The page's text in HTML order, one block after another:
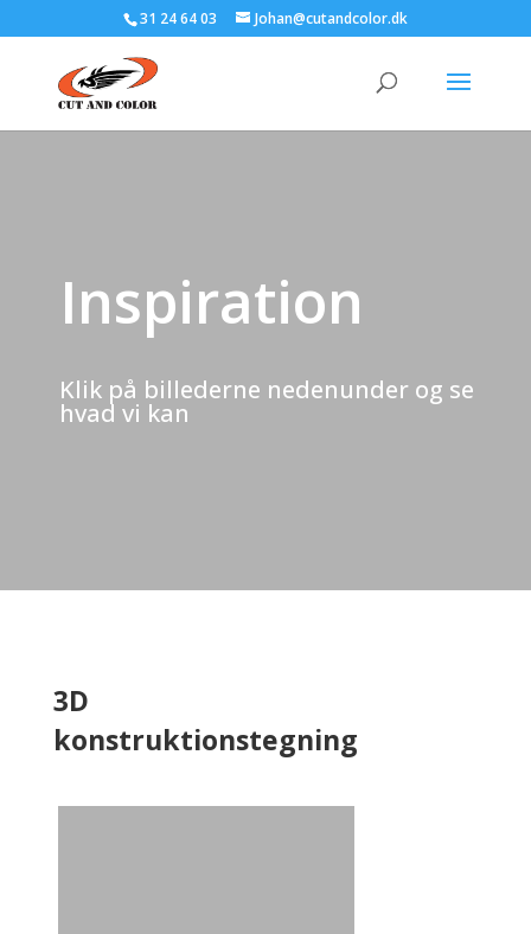
31 24 64 03 Johan@cutandcolor.dk
Inspiration
Klik på billederne nedenunder og se
hvad vi kan
3D
konstruktionstegning